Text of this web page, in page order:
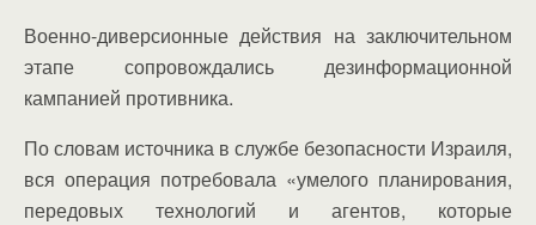
Военно-диверсионные действия на заключительном
этапе сопровождались дезинформационной
кампанией противника.
По словам источника в службе безопасности Израиля,
вся операция потребовала «умелого планирования,
передовых технологий и агентов, которые